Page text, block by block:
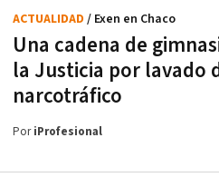
Una cadena de
la Justicia por lavado
narcotráfico
ACTUALIDAD / Exen en Chaco
PoriProfesional